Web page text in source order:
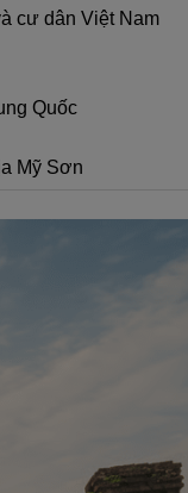
cư dân Việt Nam
Quốc
Mỹ Sơn